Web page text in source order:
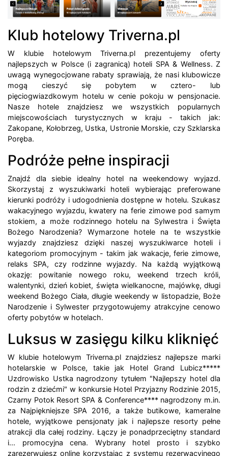
Klub hotelowy Triverna.pl
W klubie hotelowym Triverna.pl prezentujemy oferty
najlepszych w Polsce (i zagranicą) hoteli SPA & Wellness. Z
uwagą wynegocjowane rabaty sprawiają, że nasi klubowicze
mogą cieszyć się pobytem w cztero- lub
pięciogwiazdkowym hotelu w cenie pokoju w pensjonacie.
Nasze hotele znajdziesz we wszystkich popularnych
miejscowościach turystycznych w kraju - takich jak:
Zakopane, Kołobrzeg, Ustka, Ustronie Morskie, czy Szklarska
Poręba.
Podróże pełne inspiracji
Znajdź dla siebie idealny hotel na weekendowy wyjazd.
Skorzystaj z wyszukiwarki hoteli wybierając preferowane
kierunki podróży i udogodnienia dostępne w hotelu. Szukasz
wakacyjnego wyjazdu, kwatery na ferie zimowe pod samym
stokiem, a może rodzinnego hotelu na Sylwestra i Święta
Bożego Narodzenia? Wymarzone hotele na te wszystkie
wyjazdy znajdziesz dzięki naszej wyszukiwarce hoteli i
kategoriom promocyjnym - takim jak wakacje, ferie zimowe,
relaks SPA, czy rodzinne wyjazdy. Na każdą wyjątkową
okazję: powitanie nowego roku, weekend trzech króli,
walentynki, dzień kobiet, święta wielkanocne, majówkę, długi
weekend Bożego Ciała, długie weekendy w listopadzie, Boże
Narodzenie i Sylwester przygotowujemy atrakcyjne cenowo
oferty pobytów w hotelach.
Luksus w zasięgu kilku kliknięć
W klubie hotelowym Triverna.pl znajdziesz najlepsze marki
hotelarskie w Polsce, takie jak Hotel Grand Lubicz*****
Uzdrowisko Ustka nagrodzony tytułem "Najlepszy hotel dla
rodzin z dziećmi" w konkursie Hotel Przyjazny Rodzinie 2015,
Czarny Potok Resort SPA & Conference**** nagrodzony m.in.
za Najpiękniejsze SPA 2016, a także butikowe, kameralne
hotele, wyjątkowe pensjonaty jak i najlepsze resorty pełne
atrakcji dla całej rodziny. Łączy je ponadprzeciętny standard
i... promocyjna cena. Wybrany hotel prosto i szybko
zarezerwujesz online korzystając z systemu rezerwacyjnego